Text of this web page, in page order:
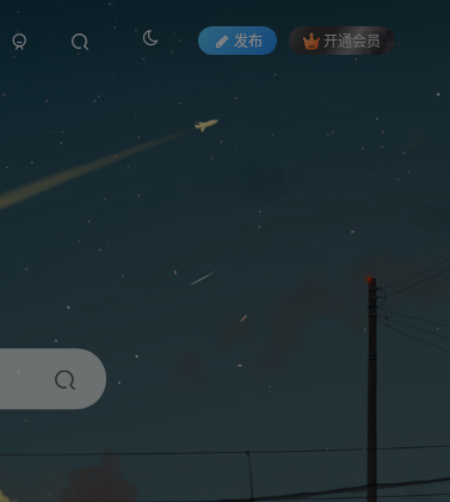
发布 开通会员